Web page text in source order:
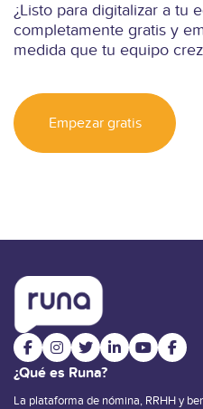
¿Listo para digitalizar a tu
completamente gratis y
medida que tu equipo
Empezar gratis
¿Qué es Runa?
La plataforma de nómina, RRHH y